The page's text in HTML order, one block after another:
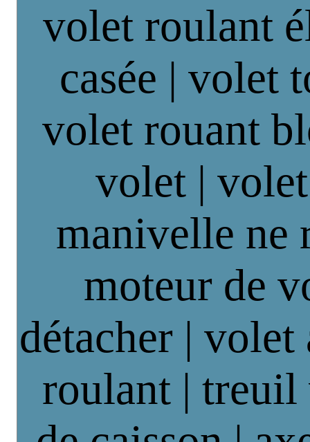
volet roulant
casée | volet
volet rouant
volet |
manivelle ne
moteur de
détacher | volet
roulant |